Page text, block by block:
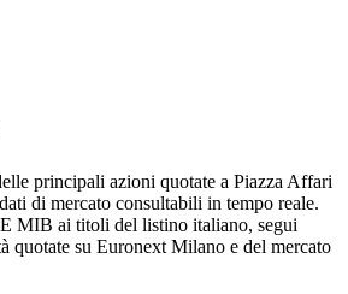
principali azioni quotate a Piazza Affari
di mercato consultabili in tempo reale.
MIB ai titoli del listino italiano, segui
quotate su Euronext Milano e del mercato